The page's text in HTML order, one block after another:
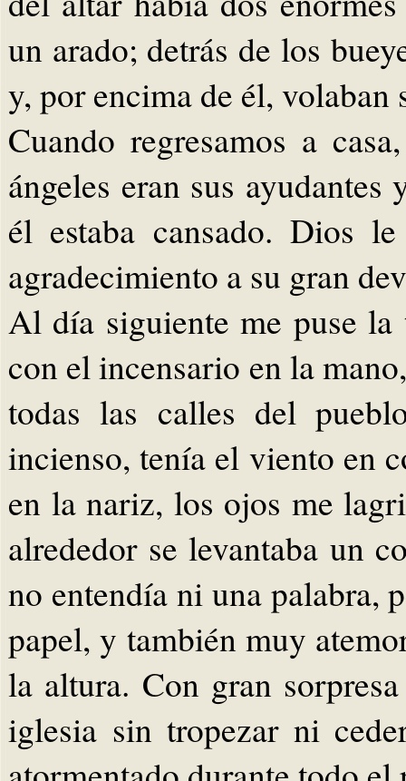
un arado; detrás de los
y, por encima de él, volaban
Cuando regresamos a
ángeles eran sus
él estaba cansado. Dios
agradecimiento a su gran
Al día siguiente me puse
con el incensario en la
todas las calles del
incienso, tenía el viento en
en la nariz, los ojos me
alrededor se levantaba un
no entendía ni una palabra,
papel, y también muy
la altura. Con gran
iglesia sin tropezar ni